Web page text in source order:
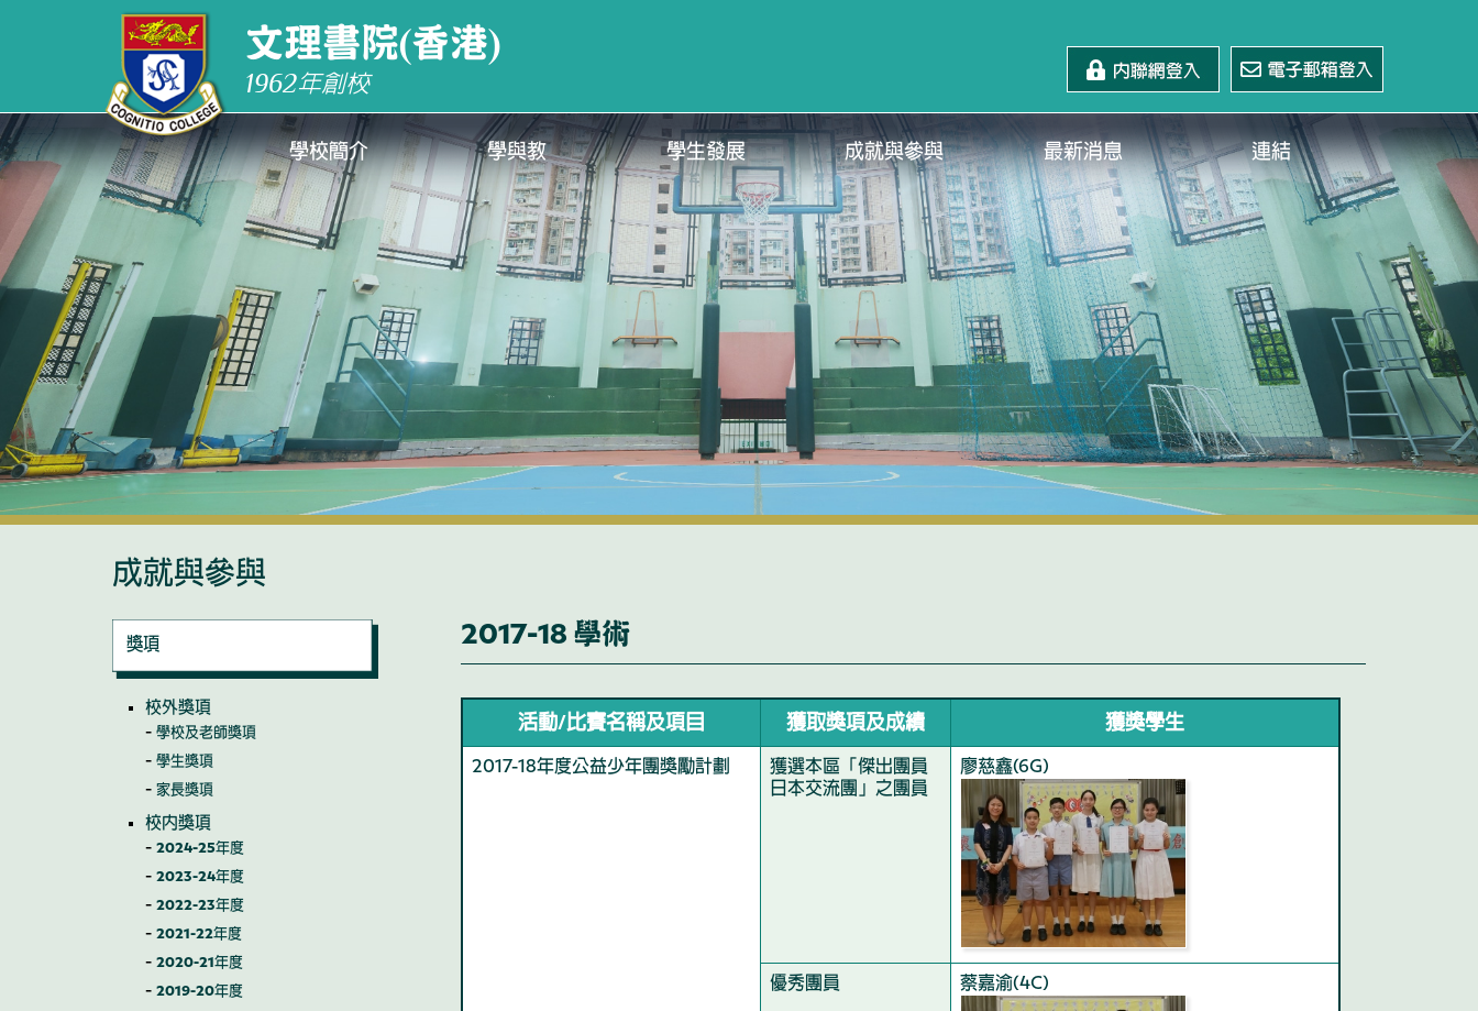
文理書院(香港)
1962年創校
學校簡介 學與教 學生發展 成就與參與 最新消息 連結
成就與參與
獎項
校外獎項
學校及老師獎項
學生獎項
家長獎項
校內獎項
2024-25年度
2023-24年度
2022-23年度
2021-22年度
2020-21年度
2019-20年度
2017-18 學術
活動/比賽名稱及項目 獲取獎項及成績 獲獎學生
2017-18年度公益少年團獎勵計劃
獲選本區「傑出團員
日本交流團」之團員
廖慈鑫(6G)
優秀團員 蔡嘉渝(4C)